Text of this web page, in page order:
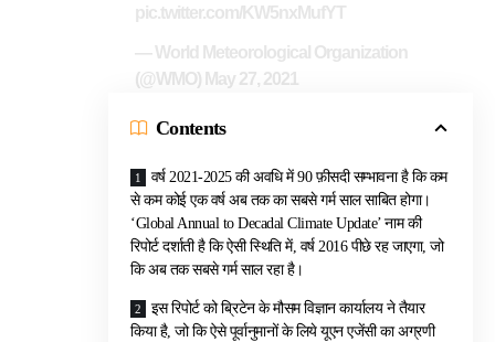
pic.twitter.com/KW5nxMufYT
— World Meteorological Organization
(@WMO) May 27, 2021
Contents
वर्ष 2021-2025 की अवधि में 90 फ़ीसदी सम्भावना है कि कम
से कम कोई एक वर्ष अब तक का सबसे गर्म साल साबित होगा।
‘Global Annual to Decadal Climate Update’ नाम की
रिपोर्ट दर्शाती है कि ऐसी स्थिति में, वर्ष 2016 पीछे रह जाएगा, जो
कि अब तक सबसे गर्म साल रहा है।
इस रिपोर्ट को ब्रिटेन के मौसम विज्ञान कार्यालय ने तैयार
किया है, जो कि ऐसे पूर्वानुमानों के लिये यूएन एजेंसी का अग्रणी